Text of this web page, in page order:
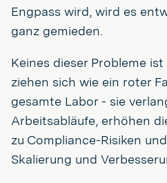
Engpass wird, wird es
ganz gemieden.
Keines dieser Probleme
ziehen sich wie ein roter
gesamte Labor - sie
Arbeitsabläufe, erhöhen
zu Compliance-Risiken
Skalierung und